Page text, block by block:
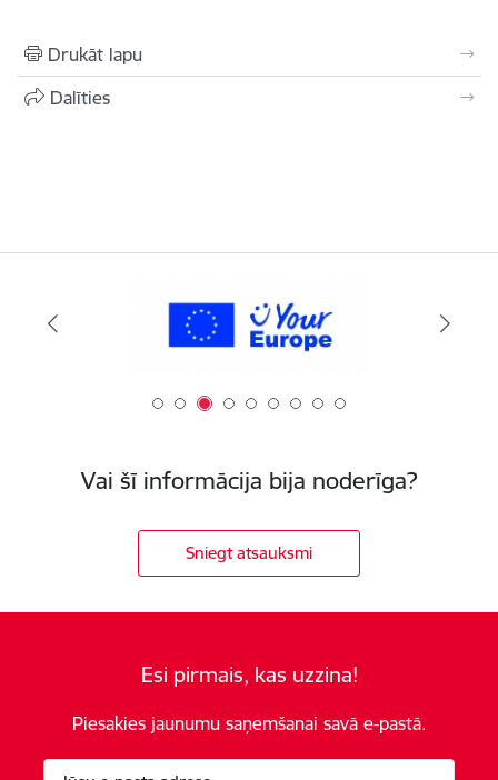
Drukāt lapu
Dalīties
Vai šī informācija bija noderīga?
Sniegt atsauksmi
Esi pirmais, kas uzzina!
Piesakies jaunumu saņemšanai savā e-pastā.